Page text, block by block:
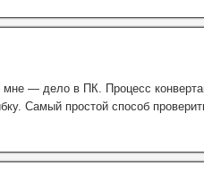
мне — дело в ПК. Процесс
Самый простой способ